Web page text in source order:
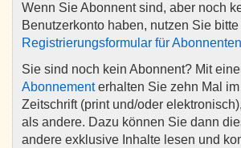
Wenn Sie Abonnent sind, aber noch
Benutzerkonto haben, nutzen Sie
Registrierungsformular für Abonnenten
Sie sind noch kein Abonnent? Mit
Abonnementerhalten Sie zehn Mal
Zeitschrift (print und/oder
als andere. Dazu können Sie dann
andere exklusive Inhalte lesen und